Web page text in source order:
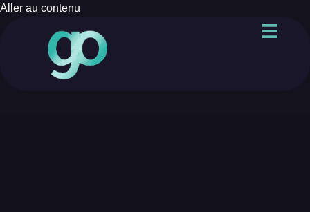
Aller au contenu